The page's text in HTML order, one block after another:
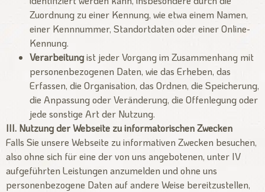
Zuordnung zu einer Kennung, wie etwa einem Namen,
einer Kennnummer, Standortdaten oder einer Online-
Kennung.
Verarbeitungist jeder Vorgang im Zusammenhang mit
personenbezogenen Daten, wie das Erheben, das
Erfassen, die Organisation, das Ordnen, die Speicherung,
die Anpassung oder Veränderung, die Offenlegung oder
jede sonstige Art der Nutzung.
III. Nutzung der Webseite zu informatorischen Zwecken
Falls Sie unsere Webseite zu informativen Zwecken besuchen,
also ohne sich für eine der von uns angebotenen, unter IV
aufgeführten Leistungen anzumelden und ohne uns
personenbezogene Daten auf andere Weise bereitzustellen,